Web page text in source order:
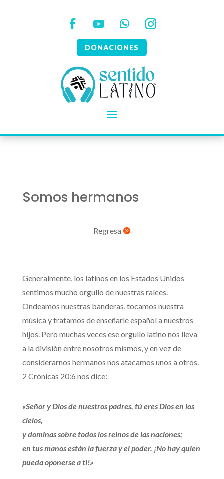
DONACIONES
Somos hermanos
Regresa 
Generalmente, los latinos en los Estados Unidos
sentimos mucho orgullo de nuestras raíces.
Ondeamos nuestras banderas, tocamos nuestra
música y tratamos de enseñarle español a nuestros
hijos. Pero muchas veces ese orgullo latino nos lleva
a la división entre nosotros mismos, y en vez de
considerarnos hermanos nos atacamos unos a otros.
2 Crónicas 20:6 nos dice:
«Señor y Dios de nuestros padres, tú eres Dios en los
cielos,
y dominas sobre todos los reinos de las naciones;
en tus manos están la fuerza y el poder. ¡No hay quien
pueda oponerse a ti!»